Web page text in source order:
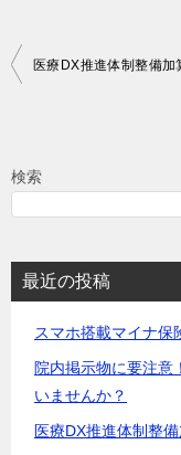
投
ビ
シ
ョ
検索
最近の投稿
スマホ搭載マイナ保
院内掲示物に要注意
いませんか？
医療DX推進体制整